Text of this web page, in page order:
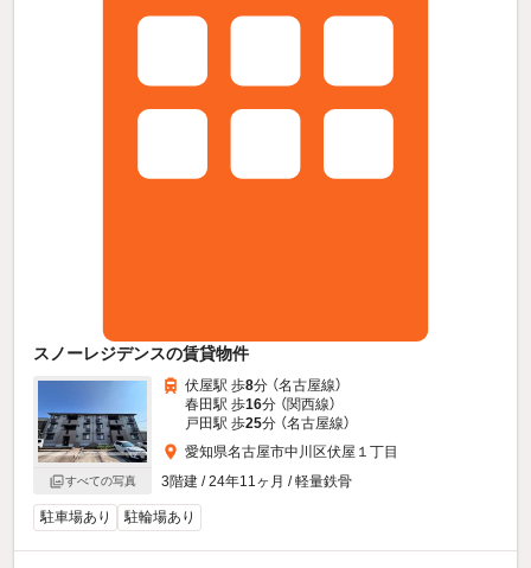
スノーレジデンスの賃貸物件
すべての写真
伏屋駅 歩8分 （名古屋線）
春田駅 歩16分 （関西線）
戸田駅 歩25分 （名古屋線）
愛知県名古屋市中川区伏屋１丁目
3階建 / 24年11ヶ月 / 軽量鉄骨
駐車場あり 駐輪場あり